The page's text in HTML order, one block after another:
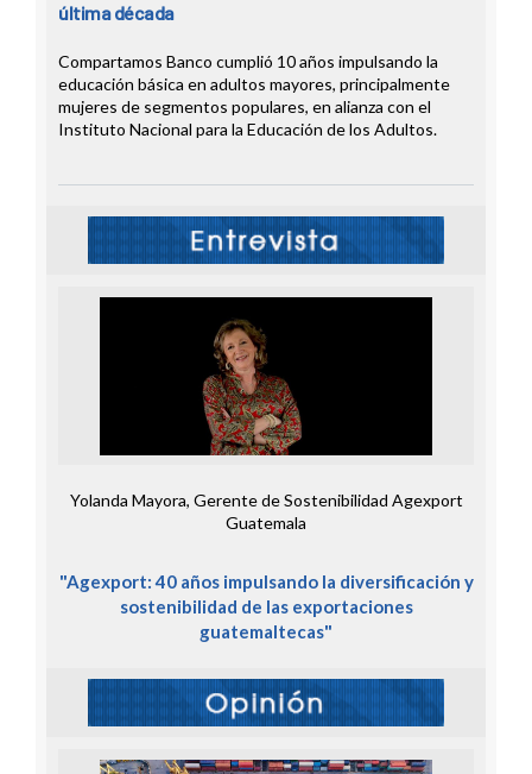
última década
Compartamos Banco cumplió 10 años impulsando la
educación básica en adultos mayores, principalmente
mujeres de segmentos populares, en alianza con el
Instituto Nacional para la Educación de los Adultos.
Yolanda Mayora, Gerente de Sostenibilidad Agexport
Guatemala
"Agexport: 40 años impulsando la diversificación y
sostenibilidad de las exportaciones
guatemaltecas"